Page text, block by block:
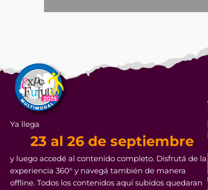
Ya llega
23 al 26 de septiembre
y luego accedé al contenido completo. Disfrutá de la
experiencia 360° y navegá también de manera
offline. Todos los contenidos aquí subidos quedaran